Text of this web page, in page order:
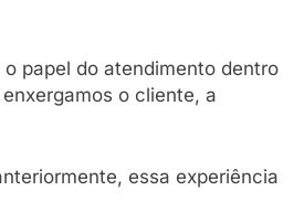
papel do atendimento dentro
o cliente, a
essa experiência